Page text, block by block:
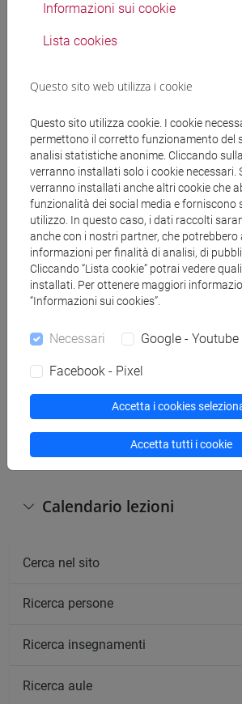
Docenti e corsi di laurea
Genera calendario ICS
Genera calendario
Copia questo URL per importare gli orari
Calendar:
https://www.unive.it/data/ajax/
cache=-1&afid=591138
Orario settimanale
Giorno Orario Aula
Calendario lezioni
Cerca nel sito
Ricerca persone
Ricerca insegnamenti
Ricerca aule
Informazioni sui cookie
Lista cookies
Questo sito web utilizza i cookie
Questo sito utilizza cookie. I cookie
permettono il corretto funzionamento del
analisi statistiche anonime. Cliccando
verranno installati solo i cookie necessari.
verranno installati anche altri cookie che
funzionalità dei social media e forniscono
utilizzo. In questo caso, i dati raccolti
anche con i nostri partner, che
informazioni per finalità di analisi, di
Cliccando “Lista cookie” potrai vedere
installati. Per ottenere maggiori
“Informazioni sui cookies”.
Necessari Google - Youtube
Facebook - Pixel
Accetta i cookies
Accetta tutti i cookie